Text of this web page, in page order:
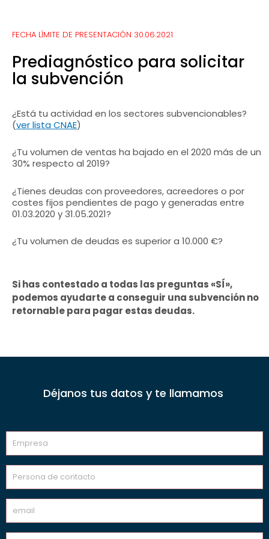
FECHA LÍMITE DE PRESENTACIÓN 30.06.2021
Prediagnóstico para solicitar
la subvención
¿Está tu actividad en los sectores subvencionables?
(ver lista CNAE)
¿Tu volumen de ventas ha bajado en el 2020 más de un
30% respecto al 2019?
¿Tienes deudas con proveedores, acreedores o por
costes fijos pendientes de pago y generadas entre
01.03.2020 y 31.05.2021?
¿Tu volumen de deudas es superior a 10.000 €?
Si has contestado a todas las preguntas «SÍ»,
podemos ayudarte a conseguir una subvención no
retornable para pagar estas deudas.
Déjanos tus datos y te llamamos